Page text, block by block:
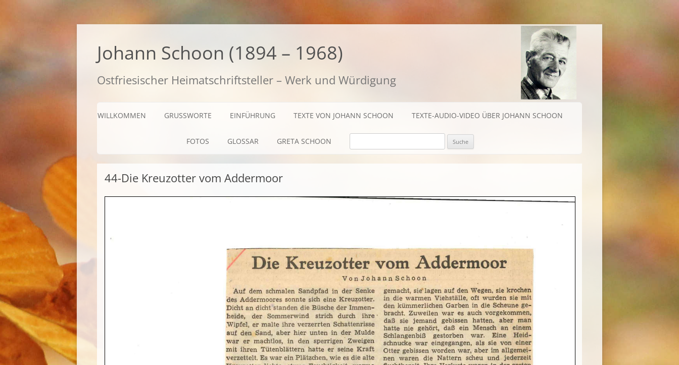
Zum
Johann Schoon (1894 – 1968)
Ostfriesischer Heimatschriftsteller – Werk und Würdigung
WILLKOMMEN GRUSSWORTE EINFÜHRUNG TEXTE VON JOHANN SCHOON TEXTE-AUDIO-VIDEO ÜBER JOHANN SCHOON
FOTOS GLOSSAR GRETA SCHOON
BIOGRAFISCHES
SUCHE NACH:
44-Die Kreuzotter vom Addermoor